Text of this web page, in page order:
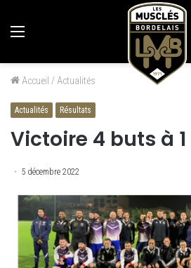
Menu
Accueil / Actualités
Actualités Résultats
Victoire 4 buts à 1
5 décembre 2022